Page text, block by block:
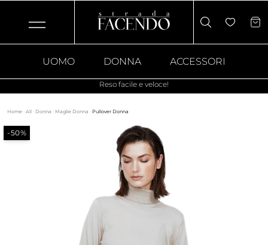
UOMO DONNA ACCESSORI
Reso facile e veloce!
Home · All · Donna · Maglie Donna · Pullover Donna
-50%